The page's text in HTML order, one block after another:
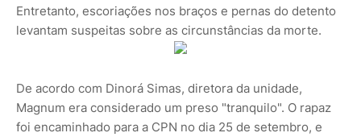
Entretanto, escoriações nos braços e pernas do detento
levantam suspeitas sobre as circunstâncias da morte.
De acordo com Dinorá Simas, diretora da unidade,
Magnum era considerado um preso "tranquilo". O rapaz
foi encaminhado para a CPN no dia 25 de setembro, e